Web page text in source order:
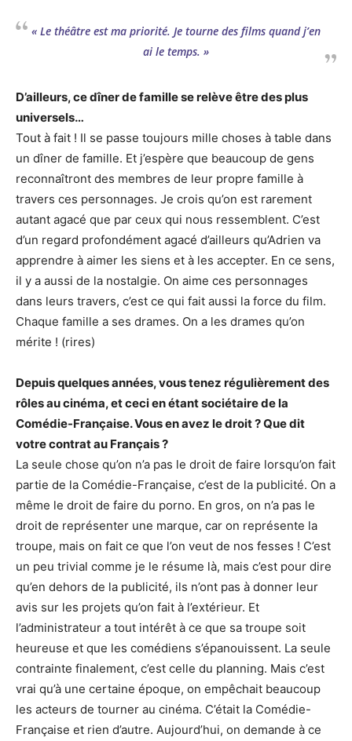
« Le théâtre est ma priorité. Je tourne des films quand j’en
ai le temps. »
D’ailleurs, ce dîner de famille se relève être des plus
universels…
Tout à fait ! Il se passe toujours mille choses à table dans
un dîner de famille. Et j’espère que beaucoup de gens
reconnaîtront des membres de leur propre famille à
travers ces personnages. Je crois qu’on est rarement
autant agacé que par ceux qui nous ressemblent. C’est
d’un regard profondément agacé d’ailleurs qu’Adrien va
apprendre à aimer les siens et à les accepter. En ce sens,
il y a aussi de la nostalgie. On aime ces personnages
dans leurs travers, c’est ce qui fait aussi la force du film.
Chaque famille a ses drames. On a les drames qu’on
mérite ! (rires)
Depuis quelques années, vous tenez régulièrement des
rôles au cinéma, et ceci en étant sociétaire de la
Comédie-Française. Vous en avez le droit ? Que dit
votre contrat au Français ?
La seule chose qu’on n’a pas le droit de faire lorsqu’on fait
partie de la Comédie-Française, c’est de la publicité. On a
même le droit de faire du porno. En gros, on n’a pas le
droit de représenter une marque, car on représente la
troupe, mais on fait ce que l’on veut de nos fesses ! C’est
un peu trivial comme je le résume là, mais c’est pour dire
qu’en dehors de la publicité, ils n’ont pas à donner leur
avis sur les projets qu’on fait à l’extérieur. Et
l’administrateur a tout intérêt à ce que sa troupe soit
heureuse et que les comédiens s’épanouissent. La seule
contrainte finalement, c’est celle du planning. Mais c’est
vrai qu’à une certaine époque, on empêchait beaucoup
les acteurs de tourner au cinéma. C’était la Comédie-
Française et rien d’autre. Aujourd’hui, on demande à ce